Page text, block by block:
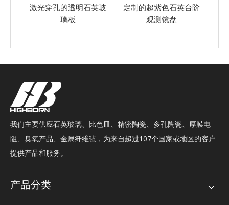
定制的超紫色石英台阶
观测镜盘
定制的高透明抛光穿孔
石英玻璃微孔
我们主要供应石英玻璃、比色皿、精密陶瓷、多孔陶瓷、厚膜电
阻、臭氧产品、金属纤维毡，为来自超过107个国家或地区的客户
提供产品和服务。
产品分类